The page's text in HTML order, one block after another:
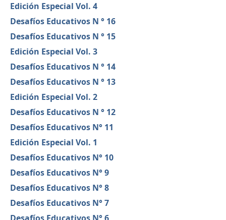
Edición Especial Vol. 4
Desafíos Educativos N ° 16
Desafíos Educativos N ° 15
Edición Especial Vol. 3
Desafíos Educativos N ° 14
Desafíos Educativos N ° 13
Edición Especial Vol. 2
Desafíos Educativos N ° 12
Desafíos Educativos N° 11
Edición Especial Vol. 1
Desafíos Educativos N° 10
Desafíos Educativos N° 9
Desafíos Educativos N° 8
Desafíos Educativos N° 7